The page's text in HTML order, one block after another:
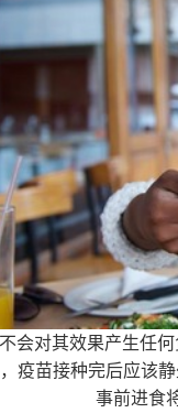
会对其效果产生任
疫苗接种完后应该
事前进食